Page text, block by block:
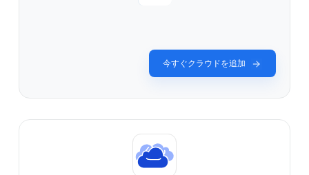
今すぐクラウドを追加